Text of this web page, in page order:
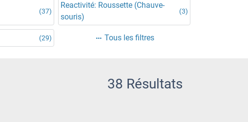
(37)
Reactivité: Roussette (Chauve-
souris)
(3)
(29) Tous les filtres
38 Résultats